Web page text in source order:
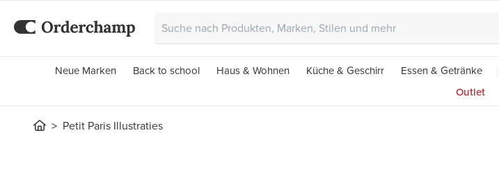
Neue Marken Back to school Haus & Wohnen Küche & Geschirr Essen & Getränke
Outlet
Petit Paris Illustraties